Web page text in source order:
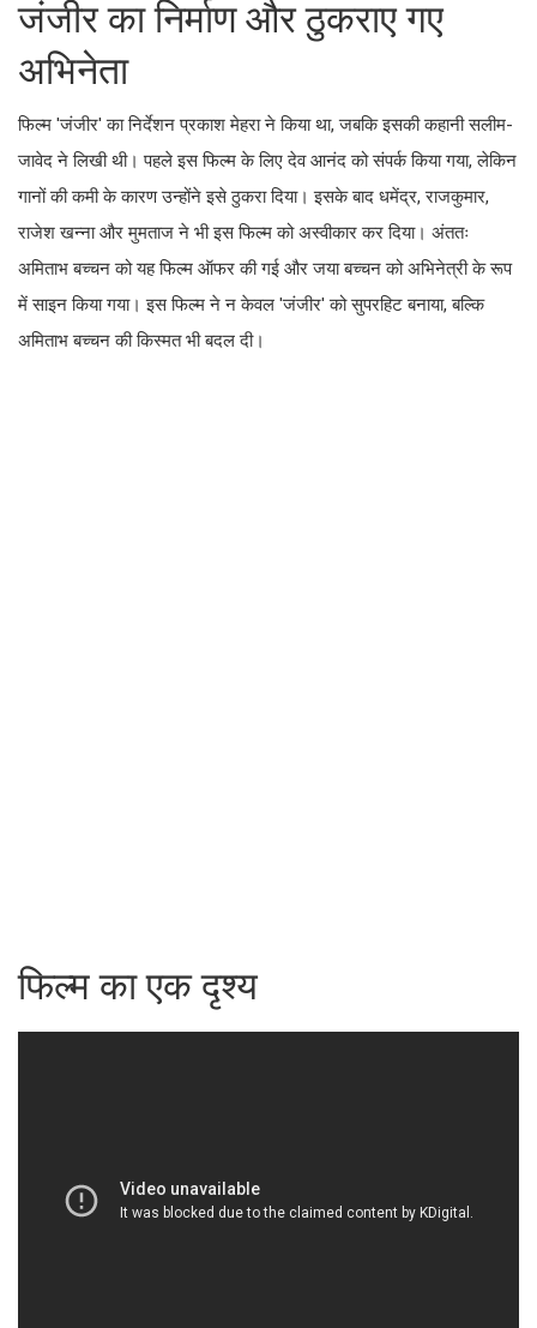
जंजीर का निर्माण और ठुकराए गए
अभिनेता
फिल्म 'जंजीर' का निर्देशन प्रकाश मेहरा ने किया था, जबकि इसकी कहानी सलीम-
जावेद ने लिखी थी। पहले इस फिल्म के लिए देव आनंद को संपर्क किया गया, लेकिन
गानों की कमी के कारण उन्होंने इसे ठुकरा दिया। इसके बाद धमेंद्र, राजकुमार,
राजेश खन्ना और मुमताज ने भी इस फिल्म को अस्वीकार कर दिया। अंततः
अमिताभ बच्चन को यह फिल्म ऑफर की गई और जया बच्चन को अभिनेत्री के रूप
में साइन किया गया। इस फिल्म ने न केवल 'जंजीर' को सुपरहिट बनाया, बल्कि
अमिताभ बच्चन की किस्मत भी बदल दी।
फिल्म का एक दृश्य